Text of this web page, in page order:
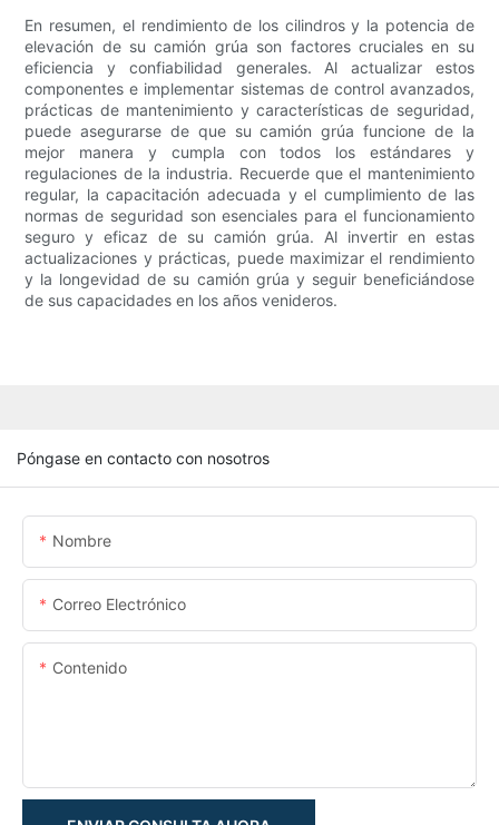
En resumen, el rendimiento de los cilindros y la potencia de
elevación de su camión grúa son factores cruciales en su
eficiencia y confiabilidad generales. Al actualizar estos
componentes e implementar sistemas de control avanzados,
prácticas de mantenimiento y características de seguridad,
puede asegurarse de que su camión grúa funcione de la
mejor manera y cumpla con todos los estándares y
regulaciones de la industria. Recuerde que el mantenimiento
regular, la capacitación adecuada y el cumplimiento de las
normas de seguridad son esenciales para el funcionamiento
seguro y eficaz de su camión grúa. Al invertir en estas
actualizaciones y prácticas, puede maximizar el rendimiento
y la longevidad de su camión grúa y seguir beneficiándose
de sus capacidades en los años venideros.
Póngase en contacto con nosotros
Nombre
Correo Electrónico
Contenido